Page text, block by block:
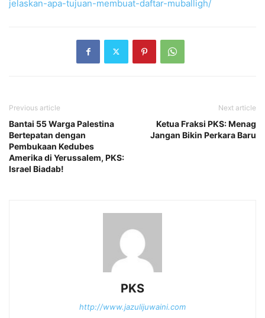
jelaskan-apa-tujuan-membuat-daftar-muballigh/
Previous article
Bantai 55 Warga Palestina
Bertepatan dengan
Pembukaan Kedubes
Amerika di Yerussalem, PKS:
Israel Biadab!
Next article
Ketua Fraksi PKS: Menag
Jangan Bikin Perkara Baru
PKS
http://www.jazulijuwaini.com